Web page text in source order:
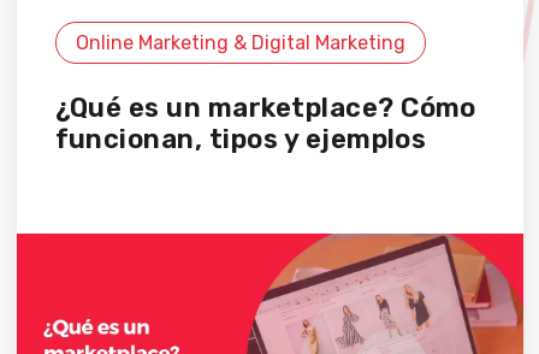
Online Marketing & Digital Marketing
¿Qué es un marketplace? Cómo
funcionan, tipos y ejemplos